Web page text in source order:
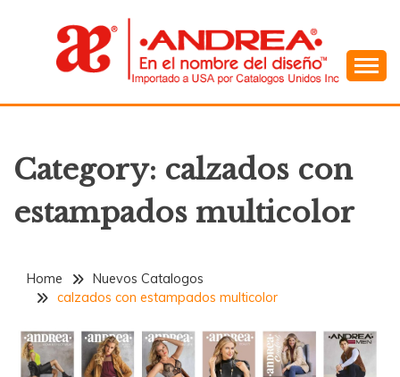
ANDREA
Category: calzados con
estampados multicolor
Home
Nuevos Catalogos
calzados con estampados multicolor